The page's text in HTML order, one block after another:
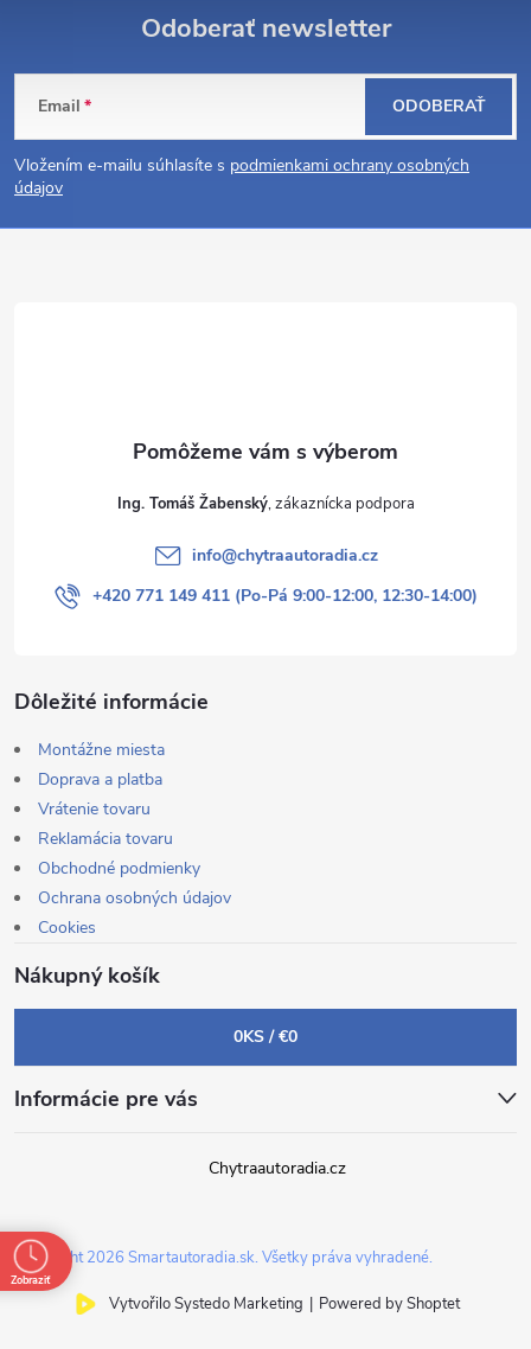
Z
á
p
Odoberať newsletter
Email
Vložením e-mailu súhlasíte s podmienkami ochrany osobných
údajov
ODOBERAŤ
Ing. Tomáš Žabenský
info@chytraautoradia.cz
+420 771 149 411 (Po-Pá 9:00-12:00, 12:30-14:00)
Dôležité informácie
Montážne miesta
Doprava a platba
Vrátenie tovaru
Reklamácia tovaru
Obchodné podmienky
Ochrana osobných údajov
Cookies
Nákupný košík
0KS /€0
Informácie pre vás
Chytraautoradia.cz
Vytvořilo Systedo Marketing | Powered by Shoptet
Copyright 2026 Smartautoradia.sk. Všetky práva vyhradené.
Zobraziť